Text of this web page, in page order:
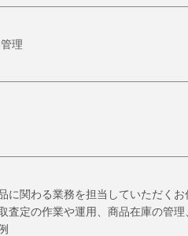
理
に関わる業務を担当していただくお
査定の作業や運用、商品在庫の管